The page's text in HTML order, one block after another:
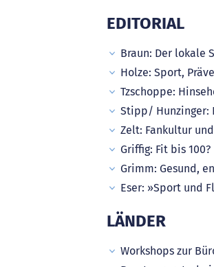
EDITORIAL
Braun: Der lokale
Holze: Sport,
Tzschoppe:
Stipp/ Hunzinger:
Zelt: Fankultur
Griffig: Fit bis 100?
Grimm: Gesund,
Eser: »Sport und
LÄNDER
Workshops zur